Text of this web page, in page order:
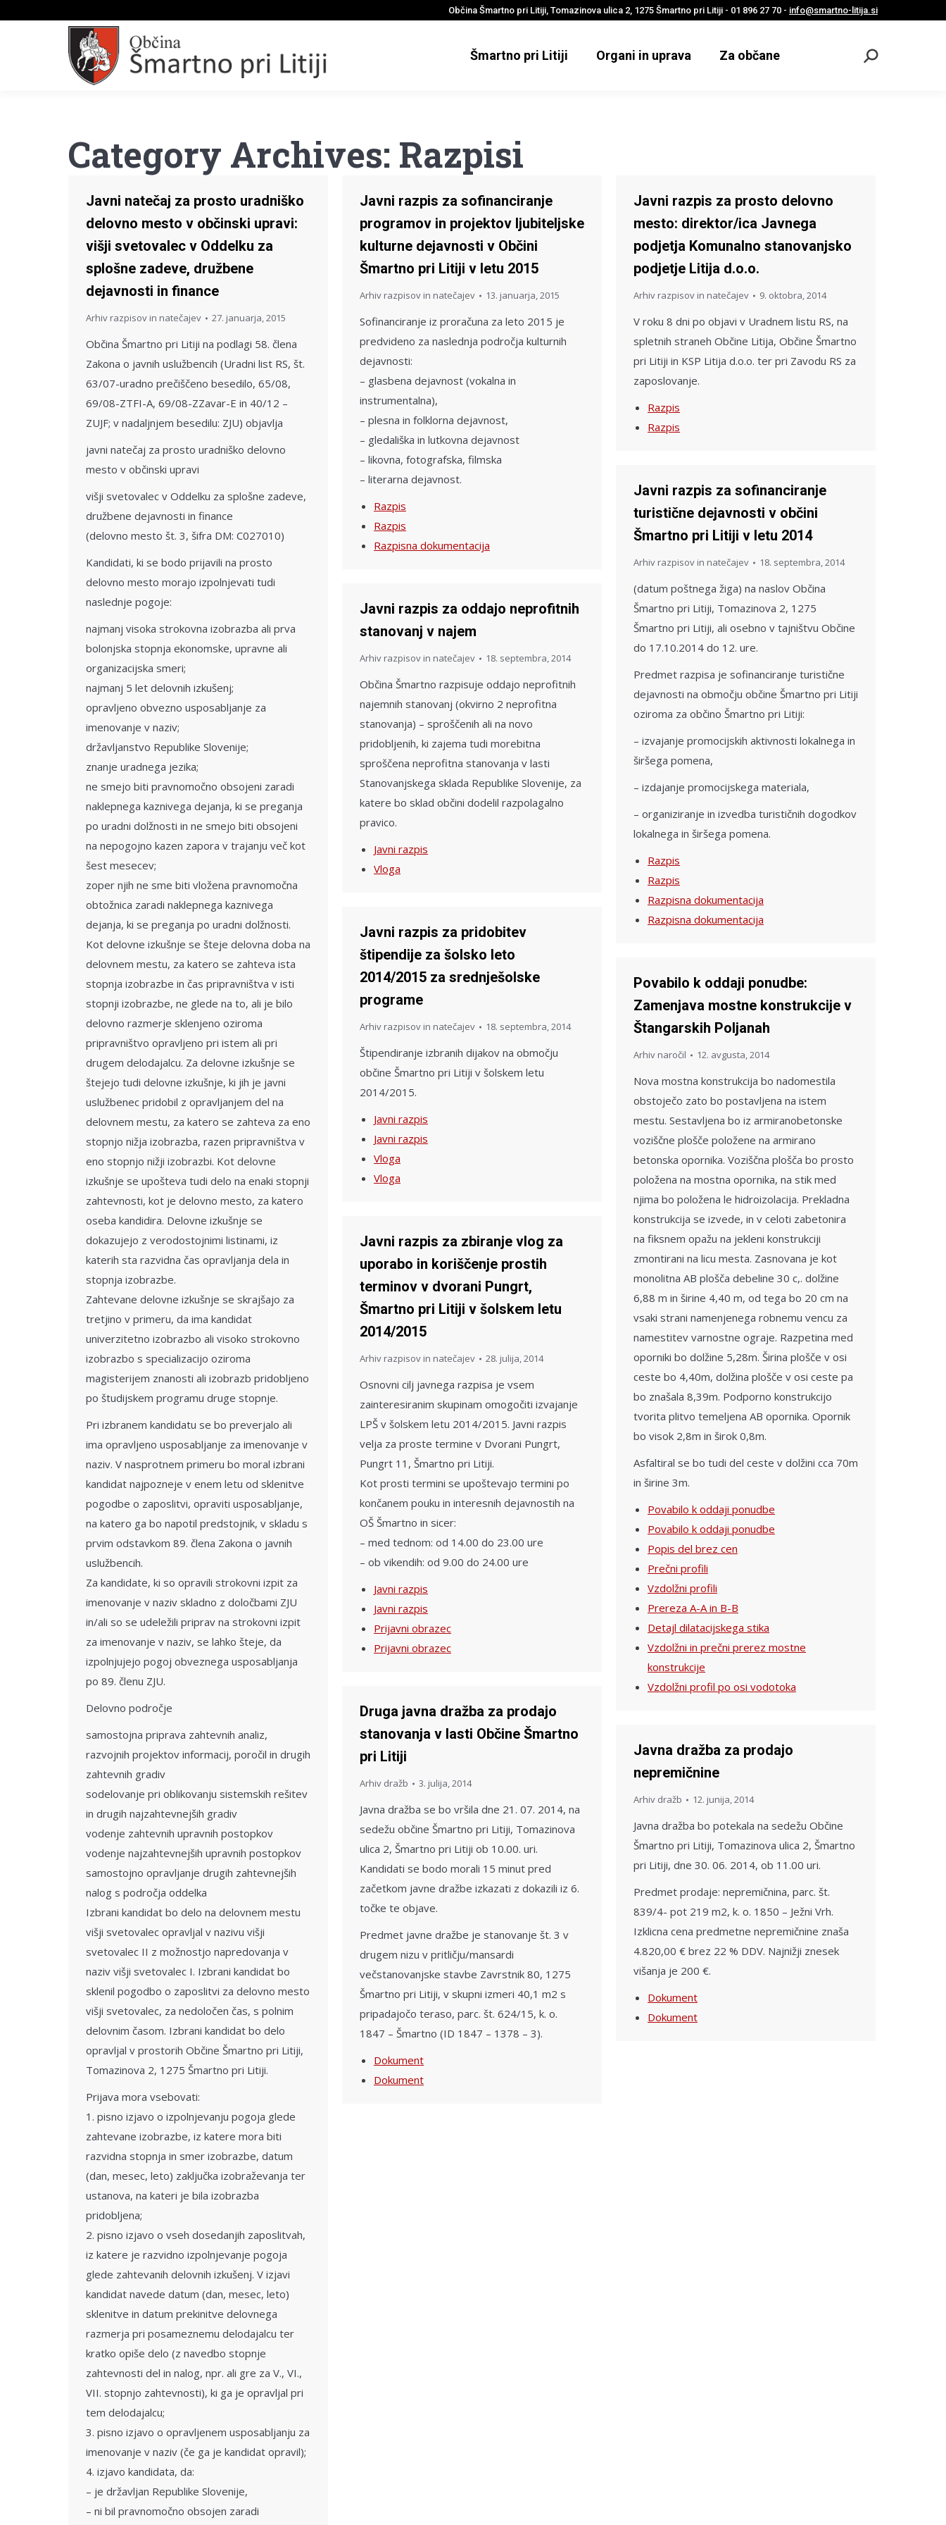
Občina Šmartno pri Litiji, Tomazinova ulica 2, 1275 Šmartno pri Litiji - 01 896 27 70 - info@smartno-litija.si
Šmartno pri Litiji Organi in uprava Za občane
Odpri
Category Archives: Razpisi
Javni natečaj za prosto uradniško
delovno mesto v občinski upravi:
višji svetovalec v Oddelku za
splošne zadeve, družbene
dejavnosti in finance
Arhiv razpisov in natečajev 27. januarja, 2015
Občina Šmartno pri Litiji na podlagi 58. člena
Zakona o javnih uslužbencih (Uradni list RS, št.
63/07-uradno prečiščeno besedilo, 65/08,
69/08-ZTFI-A, 69/08-ZZavar-E in 40/12 –
ZUJF; v nadaljnjem besedilu: ZJU) objavlja
javni natečaj za prosto uradniško delovno
mesto v občinski upravi
višji svetovalec v Oddelku za splošne zadeve,
družbene dejavnosti in finance
(delovno mesto št. 3, šifra DM: C027010)
Kandidati, ki se bodo prijavili na prosto
delovno mesto morajo izpolnjevati tudi
naslednje pogoje:
najmanj visoka strokovna izobrazba ali prva
bolonjska stopnja ekonomske, upravne ali
organizacijska smeri;
najmanj 5 let delovnih izkušenj;
opravljeno obvezno usposabljanje za
imenovanje v naziv;
državljanstvo Republike Slovenije;
znanje uradnega jezika;
ne smejo biti pravnomočno obsojeni zaradi
naklepnega kaznivega dejanja, ki se preganja
po uradni dolžnosti in ne smejo biti obsojeni
na nepogojno kazen zapora v trajanju več kot
šest mesecev;
zoper njih ne sme biti vložena pravnomočna
obtožnica zaradi naklepnega kaznivega
dejanja, ki se preganja po uradni dolžnosti.
Kot delovne izkušnje se šteje delovna doba na
delovnem mestu, za katero se zahteva ista
stopnja izobrazbe in čas pripravništva v isti
stopnji izobrazbe, ne glede na to, ali je bilo
delovno razmerje sklenjeno oziroma
pripravništvo opravljeno pri istem ali pri
drugem delodajalcu. Za delovne izkušnje se
štejejo tudi delovne izkušnje, ki jih je javni
uslužbenec pridobil z opravljanjem del na
delovnem mestu, za katero se zahteva za eno
stopnjo nižja izobrazba, razen pripravništva v
eno stopnjo nižji izobrazbi. Kot delovne
izkušnje se upošteva tudi delo na enaki stopnji
zahtevnosti, kot je delovno mesto, za katero
oseba kandidira. Delovne izkušnje se
dokazujejo z verodostojnimi listinami, iz
katerih sta razvidna čas opravljanja dela in
stopnja izobrazbe.
Zahtevane delovne izkušnje se skrajšajo za
tretjino v primeru, da ima kandidat
univerzitetno izobrazbo ali visoko strokovno
izobrazbo s specializacijo oziroma
magisterijem znanosti ali izobrazb pridobljeno
po študijskem programu druge stopnje.
Pri izbranem kandidatu se bo preverjalo ali
ima opravljeno usposabljanje za imenovanje v
naziv. V nasprotnem primeru bo moral izbrani
kandidat najpozneje v enem letu od sklenitve
pogodbe o zaposlitvi, opraviti usposabljanje,
na katero ga bo napotil predstojnik, v skladu s
prvim odstavkom 89. člena Zakona o javnih
uslužbencih.
Za kandidate, ki so opravili strokovni izpit za
imenovanje v naziv skladno z določbami ZJU
in/ali so se udeležili priprav na strokovni izpit
za imenovanje v naziv, se lahko šteje, da
izpolnjujejo pogoj obveznega usposabljanja
po 89. členu ZJU.
Delovno področje
samostojna priprava zahtevnih analiz,
razvojnih projektov informacij, poročil in drugih
zahtevnih gradiv
sodelovanje pri oblikovanju sistemskih rešitev
in drugih najzahtevnejših gradiv
vodenje zahtevnih upravnih postopkov
vodenje najzahtevnejših upravnih postopkov
samostojno opravljanje drugih zahtevnejših
nalog s področja oddelka
Izbrani kandidat bo delo na delovnem mestu
višji svetovalec opravljal v nazivu višji
svetovalec II z možnostjo napredovanja v
naziv višji svetovalec I. Izbrani kandidat bo
sklenil pogodbo o zaposlitvi za delovno mesto
višji svetovalec, za nedoločen čas, s polnim
delovnim časom. Izbrani kandidat bo delo
opravljal v prostorih Občine Šmartno pri Litiji,
Tomazinova 2, 1275 Šmartno pri Litiji.
Prijava mora vsebovati:
1. pisno izjavo o izpolnjevanju pogoja glede
zahtevane izobrazbe, iz katere mora biti
razvidna stopnja in smer izobrazbe, datum
(dan, mesec, leto) zaključka izobraževanja ter
ustanova, na kateri je bila izobrazba
pridobljena;
2. pisno izjavo o vseh dosedanjih zaposlitvah,
iz katere je razvidno izpolnjevanje pogoja
glede zahtevanih delovnih izkušenj. V izjavi
kandidat navede datum (dan, mesec, leto)
sklenitve in datum prekinitve delovnega
razmerja pri posameznemu delodajalcu ter
kratko opiše delo (z navedbo stopnje
zahtevnosti del in nalog, npr. ali gre za V., VI.,
VII. stopnjo zahtevnosti), ki ga je opravljal pri
tem delodajalcu;
3. pisno izjavo o opravljenem usposabljanju za
imenovanje v naziv (če ga je kandidat opravil);
4. izjavo kandidata, da:
– je državljan Republike Slovenije,
– ni bil pravnomočno obsojen zaradi
Javni razpis za sofinanciranje
programov in projektov ljubiteljske
kulturne dejavnosti v Občini
Šmartno pri Litiji v letu 2015
Arhiv razpisov in natečajev 13. januarja, 2015
Sofinanciranje iz proračuna za leto 2015 je
predvideno za naslednja področja kulturnih
dejavnosti:
– glasbena dejavnost (vokalna in
instrumentalna),
– plesna in folklorna dejavnost,
– gledališka in lutkovna dejavnost
– likovna, fotografska, filmska
– literarna dejavnost.
Razpis
Razpis
Razpisna dokumentacija
Javni razpis za prosto delovno
mesto: direktor/ica Javnega
podjetja Komunalno stanovanjsko
podjetje Litija d.o.o.
Arhiv razpisov in natečajev 9. oktobra, 2014
V roku 8 dni po objavi v Uradnem listu RS, na
spletnih straneh Občine Litija, Občine Šmartno
pri Litiji in KSP Litija d.o.o. ter pri Zavodu RS za
zaposlovanje.
Razpis
Razpis
Javni razpis za sofinanciranje
turistične dejavnosti v občini
Šmartno pri Litiji v letu 2014
Arhiv razpisov in natečajev 18. septembra, 2014
(datum poštnega žiga) na naslov Občina
Šmartno pri Litiji, Tomazinova 2, 1275
Šmartno pri Litiji, ali osebno v tajništvu Občine
do 17.10.2014 do 12. ure.
Predmet razpisa je sofinanciranje turistične
dejavnosti na območju občine Šmartno pri Litiji
oziroma za občino Šmartno pri Litiji:
– izvajanje promocijskih aktivnosti lokalnega in
širšega pomena,
– izdajanje promocijskega materiala,
– organiziranje in izvedba turističnih dogodkov
lokalnega in širšega pomena.
Razpis
Razpis
Razpisna dokumentacija
Razpisna dokumentacija
Javni razpis za oddajo neprofitnih
stanovanj v najem
Arhiv razpisov in natečajev 18. septembra, 2014
Občina Šmartno razpisuje oddajo neprofitnih
najemnih stanovanj (okvirno 2 neprofitna
stanovanja) – sproščenih ali na novo
pridobljenih, ki zajema tudi morebitna
sproščena neprofitna stanovanja v lasti
Stanovanjskega sklada Republike Slovenije, za
katere bo sklad občini dodelil razpolagalno
pravico.
Javni razpis
Vloga
Javni razpis za pridobitev
štipendije za šolsko leto
2014/2015 za srednješolske
programe
Arhiv razpisov in natečajev 18. septembra, 2014
Štipendiranje izbranih dijakov na območju
občine Šmartno pri Litiji v šolskem letu
2014/2015.
Javni razpis
Javni razpis
Vloga
Vloga
Povabilo k oddaji ponudbe:
Zamenjava mostne konstrukcije v
Štangarskih Poljanah
Arhiv naročil 12. avgusta, 2014
Nova mostna konstrukcija bo nadomestila
obstoječo zato bo postavljena na istem
mestu. Sestavljena bo iz armiranobetonske
voziščne plošče položene na armirano
betonska opornika. Voziščna plošča bo prosto
položena na mostna opornika, na stik med
njima bo položena le hidroizolacija. Prekladna
konstrukcija se izvede, in v celoti zabetonira
na fiksnem opažu na jekleni konstrukciji
zmontirani na licu mesta. Zasnovana je kot
monolitna AB plošča debeline 30 c,. dolžine
6,88 m in širine 4,40 m, od tega bo 20 cm na
vsaki strani namenjenega robnemu vencu za
namestitev varnostne ograje. Razpetina med
oporniki bo dolžine 5,28m. Širina plošče v osi
ceste bo 4,40m, dolžina plošče v osi ceste pa
bo znašala 8,39m. Podporno konstrukcijo
tvorita plitvo temeljena AB opornika. Opornik
bo visok 2,8m in širok 0,8m.
Asfaltiral se bo tudi del ceste v dolžini cca 70m
in širine 3m.
Povabilo k oddaji ponudbe
Povabilo k oddaji ponudbe
Popis del brez cen
Prečni profili
Vzdolžni profili
Prereza A-A in B-B
Detajl dilatacijskega stika
Vzdolžni in prečni prerez mostne
konstrukcije
Vzdolžni profil po osi vodotoka
Javni razpis za zbiranje vlog za
uporabo in koriščenje prostih
terminov v dvorani Pungrt,
Šmartno pri Litiji v šolskem letu
2014/2015
Arhiv razpisov in natečajev 28. julija, 2014
Osnovni cilj javnega razpisa je vsem
zainteresiranim skupinam omogočiti izvajanje
LPŠ v šolskem letu 2014/2015. Javni razpis
velja za proste termine v Dvorani Pungrt,
Pungrt 11, Šmartno pri Litiji.
Kot prosti termini se upoštevajo termini po
končanem pouku in interesnih dejavnostih na
OŠ Šmartno in sicer:
– med tednom: od 14.00 do 23.00 ure
– ob vikendih: od 9.00 do 24.00 ure
Javni razpis
Javni razpis
Prijavni obrazec
Prijavni obrazec
Druga javna dražba za prodajo
stanovanja v lasti Občine Šmartno
pri Litiji
Arhiv dražb 3. julija, 2014
Javna dražba se bo vršila dne 21. 07. 2014, na
sedežu občine Šmartno pri Litiji, Tomazinova
ulica 2, Šmartno pri Litiji ob 10.00. uri.
Kandidati se bodo morali 15 minut pred
začetkom javne dražbe izkazati z dokazili iz 6.
točke te objave.
Predmet javne dražbe je stanovanje št. 3 v
drugem nizu v pritličju/mansardi
večstanovanjske stavbe Zavrstnik 80, 1275
Šmartno pri Litiji, v skupni izmeri 40,1 m2 s
pripadajočo teraso, parc. št. 624/15, k. o.
1847 – Šmartno (ID 1847 – 1378 – 3).
Dokument
Dokument
Javna dražba za prodajo
nepremičnine
Arhiv dražb 12. junija, 2014
Javna dražba bo potekala na sedežu Občine
Šmartno pri Litiji, Tomazinova ulica 2, Šmartno
pri Litiji, dne 30. 06. 2014, ob 11.00 uri.
Predmet prodaje: nepremičnina, parc. št.
839/4- pot 219 m2, k. o. 1850 – Ježni Vrh.
Izklicna cena predmetne nepremičnine znaša
4.820,00 € brez 22 % DDV. Najnižji znesek
višanja je 200 €.
Dokument
Dokument